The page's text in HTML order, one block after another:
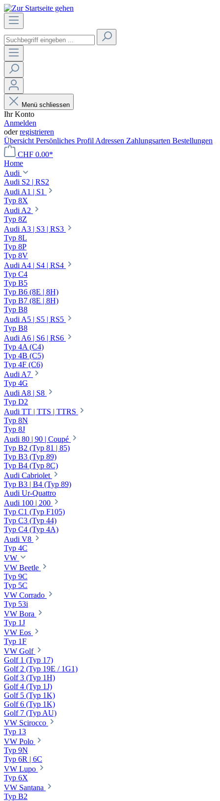
Menü schliessen
Ihr Konto
Anmelden
oderregistrieren
Übersicht Persönliches Profil Adressen Zahlungsarten Bestellungen
CHF 0.00*
Home
Audi
Audi S2 | RS2
Audi A1 | S1
Typ 8X
Audi A2
Typ 8Z
Audi A3 | S3 | RS3
Typ 8L
Typ 8P
Typ 8V
Audi A4 | S4 | RS4
Typ C4
Typ B5
Typ B6 (8E | 8H)
Typ B7 (8E | 8H)
Typ B8
Audi A5 | S5 | RS5
Typ B8
Audi A6 | S6 | RS6
Typ 4A (C4)
Typ 4B (C5)
Typ 4F (C6)
Audi A7
Typ 4G
Audi A8 | S8
Typ D2
Audi TT | TTS | TTRS
Typ 8N
Typ 8J
Audi 80 | 90 | Coupé
Typ B2 (Typ 81 | 85)
Typ B3 (Typ 89)
Typ B4 (Typ 8C)
Audi Cabriolet
Typ B3 | B4 (Typ 89)
Audi Ur-Quattro
Audi 100 | 200
Typ C1 (Typ F105)
Typ C3 (Typ 44)
Typ C4 (Typ 4A)
Audi V8
Typ 4C
VW
VW Beetle
Typ 9C
Typ 5C
VW Corrado
Typ 53i
VW Bora
Typ 1J
VW Eos
Typ 1F
VW Golf
Golf 1 (Typ 17)
Golf 2 (Typ 19E / 1G1)
Golf 3 (Typ 1H)
Golf 4 (Typ 1J)
Golf 5 (Typ 1K)
Golf 6 (Typ 1K)
Golf 7 (Typ AU)
VW Scirocco
Typ 13
VW Polo
Typ 9N
Typ 6R | 6C
VW Lupo
Typ 6X
VW Santana
Typ B2